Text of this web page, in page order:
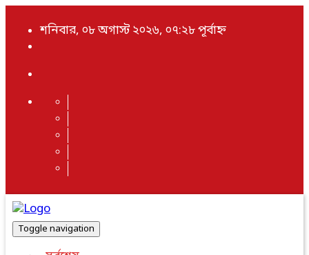
শনিবার, ০৮ অগাস্ট ২০২৬, ০৭:২৮ পূর্বাহ্ন
Toggle navigation